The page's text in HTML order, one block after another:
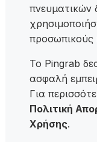
πνευματικών
προσωπικούς
Το Pingrab
ασφαλή
Για
Πολιτική
Χρήσης.